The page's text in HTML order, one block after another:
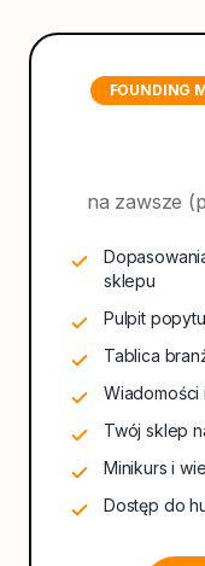
FOUNDING
na zawsze
sklepu
Pulpit
Tablica
Wiadomości
Twój sklep
Minikurs i
Dostęp do